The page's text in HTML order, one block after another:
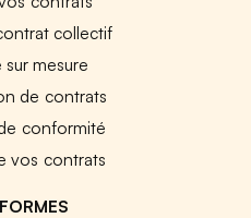
collectif
sur mesure
de contrats
conformité
vos contrats